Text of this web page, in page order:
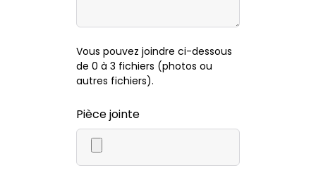
Vous pouvez joindre ci-dessous
de 0 à 3 fichiers (photos ou
autres fichiers).
Pièce jointe